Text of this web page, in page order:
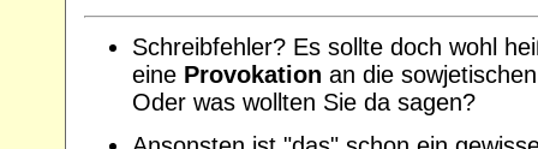
Schreibfehler? Es sollte doch wohl
eine Provokation an die
Oder was wollten Sie da sagen?